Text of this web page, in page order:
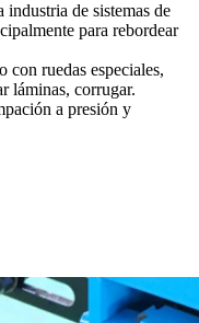
industria de sistemas de
para rebordear
con ruedas especiales,
láminas, corrugar.
a presión y